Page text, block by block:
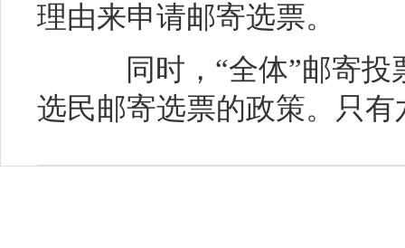
理由来申请邮寄选票。
同时，“全体”邮寄投
选民邮寄选票的政策。只